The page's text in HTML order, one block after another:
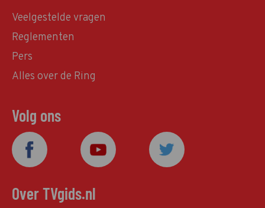
Veelgestelde vragen
Reglementen
Pers
Alles over de Ring
Volg ons
Over TVgids.nl